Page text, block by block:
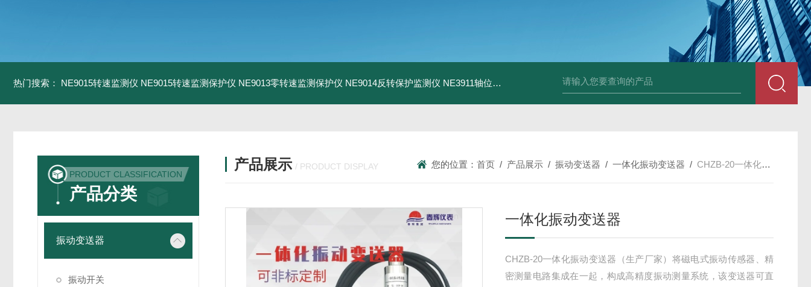
热门搜索： NE9015转速监测仪 NE9015转速监测保护仪 NE9013零转速监测保护仪 NE9014反转保护监测仪 NE3911轴位移变送器 NE3931热膨胀变送器 NE3941E轴承振动速度变送器 NE3951E轴承
PRODUCT CLASSIFICATION
产品分类
振动变送器
振动开关
产品展示 / PRODUCT DISPLAY 您的位置：首页 / 产品展示 /振动变送器 /一体化振动变送器 / CHZB-20一体化振动变送器
一体化振动变送器
CHZB-20一体化振动变送器（生产厂家）将磁电式振动传感器、精
密测量电路集成在一起，构成高精度振动测量系统，该变送器可直